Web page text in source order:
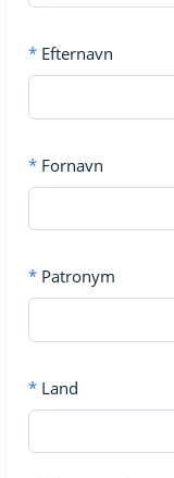
* Efternavn
* Fornavn
* Patronym
* Land